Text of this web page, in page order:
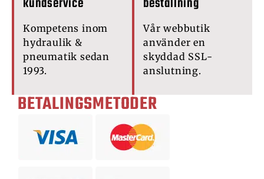
Kompetens inom
hydraulik &
pneumatik sedan
1993.
Vår webbutik
använder en
skyddad SSL-
anslutning.
BETALINGSMETODER